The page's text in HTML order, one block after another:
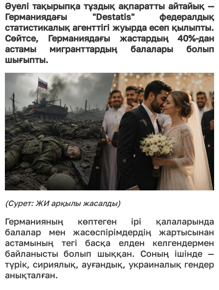
Әуелі тақырыпқа тұздық ақпаратты айтайық —
Германиядағы "Destatis" федералдық
статистикалық агенттігі жуырда есеп қылыпты.
Сөйтсе, Германиядағы жастардың 40%-дан
астамы мигранттардың балалары болып
шығыпты.
(Сурет: ЖИ арқылы жасалды)
Германияның көптеген ірі қалаларында
балалар мен жасөспірімдердің жартысынан
астамының тегі басқа елден келгендермен
байланысты болып шыққан. Соның ішінде —
түрік, сириялық, ауғандық, украиналық гендер
анықталған.